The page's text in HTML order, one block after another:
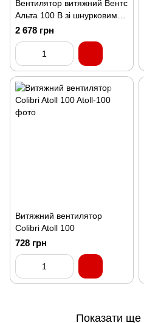
Вентилятор витяжний Вентс
Альта 100 В зі шнурковим
вимикачем
2 678 грн
Витяжний вентилятор
Colibri Atoll 100
728 грн
Показати ще